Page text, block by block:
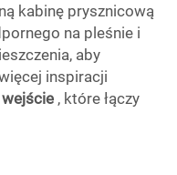
kabinę prysznicową
na pleśnie i
aby
inspiracji
wejście , które łączy